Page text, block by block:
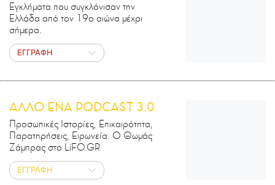
Εγκλήματα που συγκλόνισαν την
Ελλάδα από τον 19ο αιώνα μέχρι
σήμερα.
ΕΓΓΡΑΦΗ
ΑΛΛΟ ΕΝΑ PODCAST 3.0
Προσωπικές Ιστορίες, Επικαιρότητα,
Παρατηρήσεις, Ειρωνεία. Ο Θωμάς
Ζάμπρας στο LiFO.GR
ΕΓΓΡΑΦΗ